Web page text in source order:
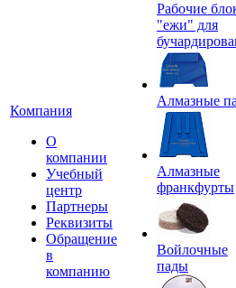
Компания
О
компании
Учебный
центр
Партнеры
Реквизиты
Обращение
в
компанию
Рабочие
"ежи" для
Алмазные
Алмазные
франкфурты
Войлочные
пады